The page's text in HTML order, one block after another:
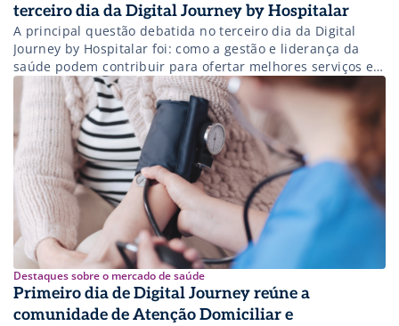
terceiro dia da Digital Journey by Hospitalar
A principal questão debatida no terceiro dia da Digital
Journey by Hospitalar foi: como a gestão e liderança da
saúde podem contribuir para ofertar melhores serviços e
produtos à população? A programação foi inteiramente
planejada com foco no trabalho da comunidade de Gestão
e Liderança. Incluiu assuntos como educação corporativa,
ESG, perfil da liderança no […]
Destaques sobre o mercado de saúde
Primeiro dia de Digital Journey reúne a
comunidade de Atenção Domiciliar e